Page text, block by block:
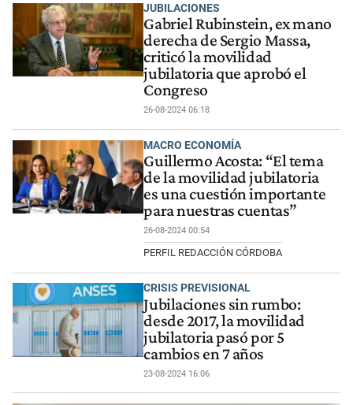
JUBILACIONES
Gabriel Rubinstein, ex mano
derecha de Sergio Massa,
criticó la movilidad
jubilatoria que aprobó el
Congreso
26-08-2024 06:18
MACRO ECONOMÍA
Guillermo Acosta: “El tema
de la movilidad jubilatoria
es una cuestión importante
para nuestras cuentas”
26-08-2024 00:54
PERFIL REDACCIÓN CÓRDOBA
CRISIS PREVISIONAL
Jubilaciones sin rumbo:
desde 2017, la movilidad
jubilatoria pasó por 5
cambios en 7 años
23-08-2024 16:06